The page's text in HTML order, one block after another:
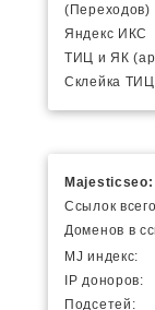
(Переходов)
Яндекс ИКС
ТИЦ и ЯК
Склейка ТИЦ
Majesticseo:
Ссылок
Доменов в
MJ индекс:
IP доноров:
Подсетей: